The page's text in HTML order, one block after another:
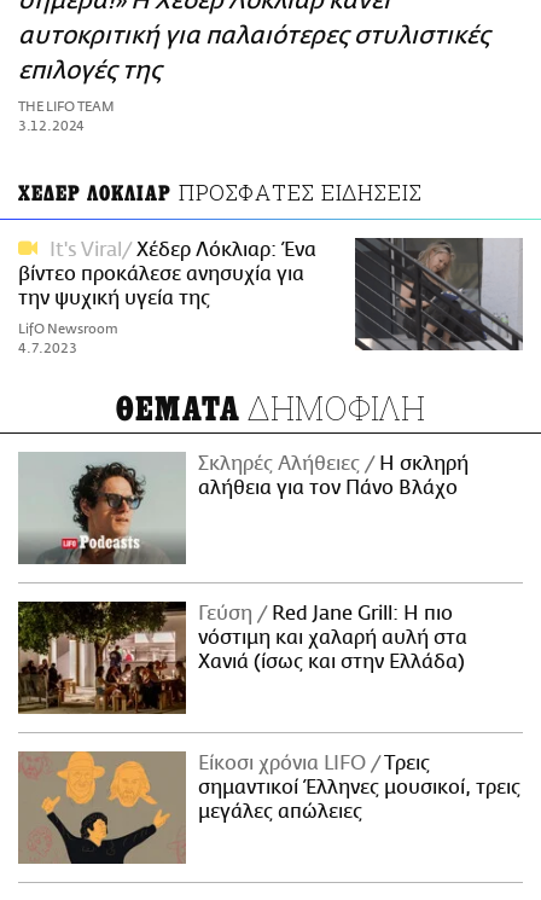
ΑΜΠΑ
PRINT
αυτοκριτική για παλαιότερες στυλιστικές
επιλογές της
THE LIFO TEAM
3.12.2024
ΧΕΔΕΡ ΛΟΚΛΙΑΡ ΠΡΟΣΦΑΤΕΣ ΕΙΔΗΣΕΙΣ
It's Viral
Χέδερ Λόκλιαρ: Ένα
βίντεο προκάλεσε ανησυχία για
την ψυχική υγεία της
LifO Newsroom
4.7.2023
ΘΕΜΑΤΑ ΔΗΜΟΦΙΛΗ
Σκληρές Αλήθειες
H σκληρή
αλήθεια για τον Πάνο Βλάχο
Γεύση
Red Jane Grill: Η πιο
νόστιμη και χαλαρή αυλή στα
Χανιά (ίσως και στην Ελλάδα)
Είκοσι χρόνια LIFO
Tρεις
σημαντικοί Έλληνες μουσικοί, τρεις
μεγάλες απώλειες